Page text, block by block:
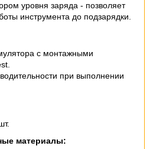
уровня заряда - позволяет
инструмента до подзарядки.
с монтажными
при выполнении
материалы: